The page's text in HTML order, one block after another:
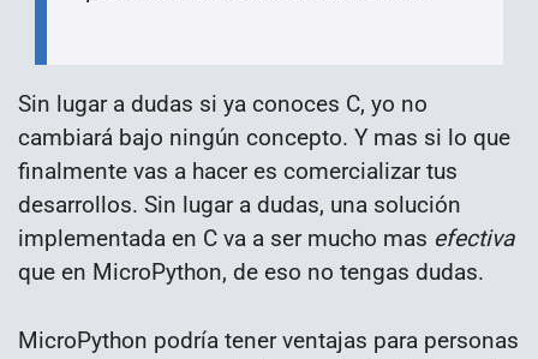
Sin lugar a dudas si ya conoces C, yo no
cambiará bajo ningún concepto. Y mas si lo que
finalmente vas a hacer es comercializar tus
desarrollos. Sin lugar a dudas, una solución
implementada en C va a ser mucho mas efectiva
que en MicroPython, de eso no tengas dudas.
MicroPython podría tener ventajas para personas